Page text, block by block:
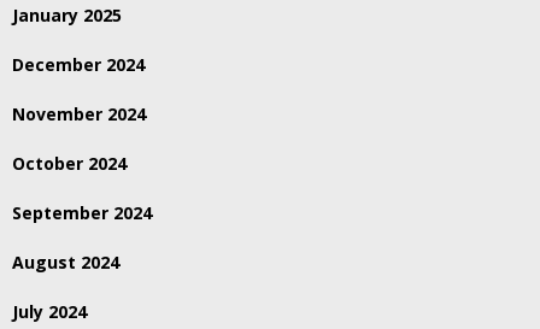
January 2025
December 2024
November 2024
October 2024
September 2024
August 2024
July 2024